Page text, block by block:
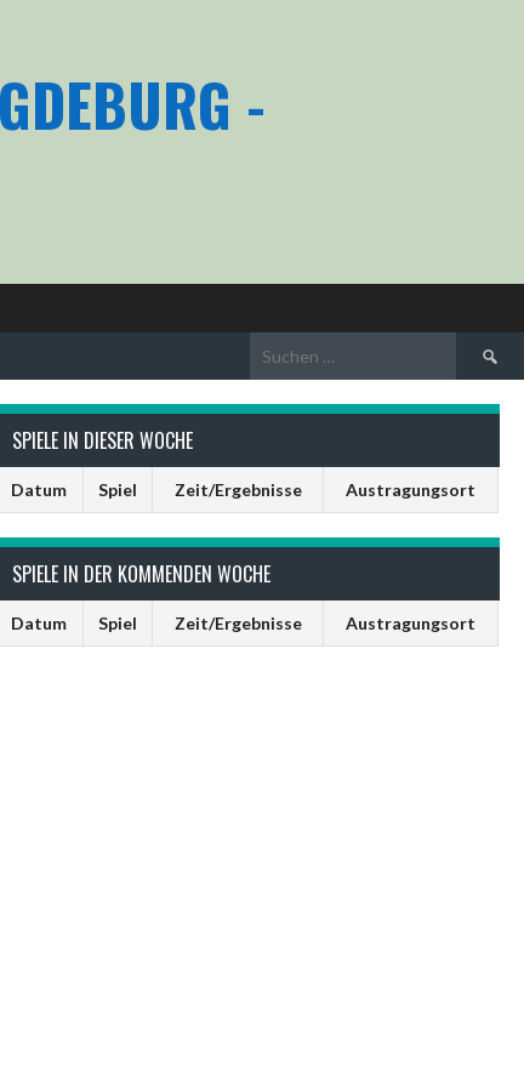
-
Suchen
nach:
SPIELE IN DIESER WOCHE
Datum Spiel Zeit/Ergebnisse Austragungsort
SPIELE IN DER KOMMENDEN WOCHE
Datum Spiel Zeit/Ergebnisse Austragungsort